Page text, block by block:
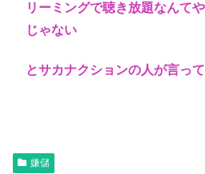
リーミングで聴き放題なんて
じゃない
とサカナクションの人が言っ
嫌儲